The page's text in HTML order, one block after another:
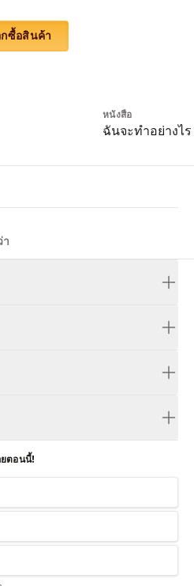
กซื้อสินค้า
หนังสือ
ฉันจะทำอย่างไ
า
ยตอนนี้!